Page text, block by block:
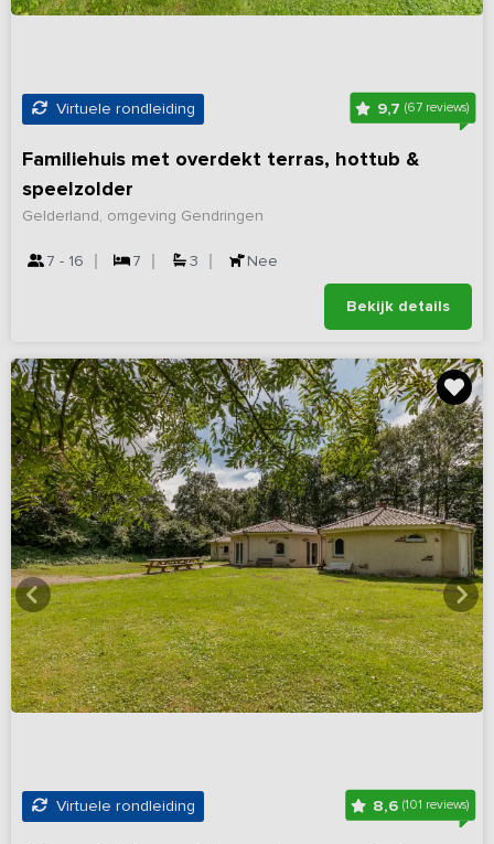
Virtuele rondleiding 9,7(67 reviews)
Familiehuis met overdekt terras, hottub &
speelzolder
Gelderland, omgeving Gendringen
7 - 16 7 3 Nee
Bekijk details
Virtuele rondleiding 8,6 (101 reviews)